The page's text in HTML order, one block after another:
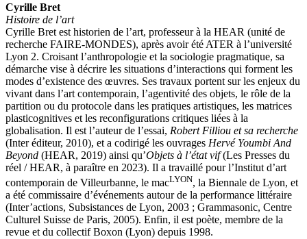
Cyrille Bret
Histoire de l’art
Cyrille Bret est historien de l’art, professeur à la HEAR (unité de
recherche FAIRE-MONDES), après avoir été ATER à l’université
Lyon 2. Croisant l’anthropologie et la sociologie pragmatique, sa
démarche vise à décrire les situations d’interactions qui forment les
modes d’existence des œuvres. Ses travaux portent sur les enjeux du
vivant dans l’art contemporain, l’agentivité des objets, le rôle de la
partition ou du protocole dans les pratiques artistiques, les matrices
plasticognitives et les reconfigurations critiques liées à la
globalisation. Il est l’auteur de l’essai, Robert Filliou et sa recherche
(Inter éditeur, 2010), et a codirigé les ouvrages Hervé Youmbi And
Beyond (HEAR, 2019) ainsi qu’Objets à l’état vif(Les Presses du
réel / HEAR, à paraître en 2023). Il a travaillé pour l’Institut d’art
contemporain de Villeurbanne, le macLYON, la Biennale de Lyon, et
a été commissaire d’événements autour de la performance littéraire
(Inter’actions, Subsistances de Lyon, 2003 ; Grammasonic, Centre
Culturel Suisse de Paris, 2005). Enfin, il est poète, membre de la
revue et du collectif Boxon (Lyon) depuis 1998.